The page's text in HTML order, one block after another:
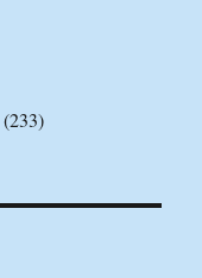
(233)